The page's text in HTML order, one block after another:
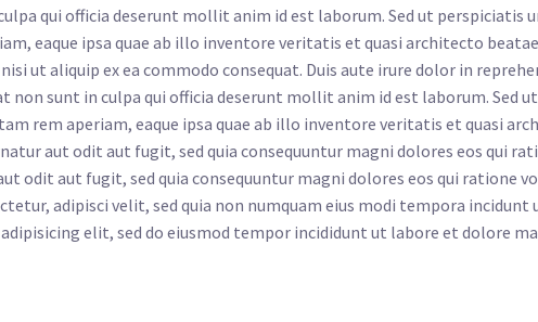
qui officia deserunt mollit anim id est laborum. Sed ut
eaque ipsa quae ab illo inventore veritatis et quasi architecto
ut aliquip ex ea commodo consequat. Duis aute irure dolor in
non sunt in culpa qui officia deserunt mollit anim id est laborum.
rem aperiam, eaque ipsa quae ab illo inventore veritatis et quasi
aut odit aut fugit, sed quia consequuntur magni dolores eos qui
odit aut fugit, sed quia consequuntur magni dolores eos qui ratione
adipisci velit, sed quia non numquam eius modi tempora
elit, sed do eiusmod tempor incididunt ut labore et dolore